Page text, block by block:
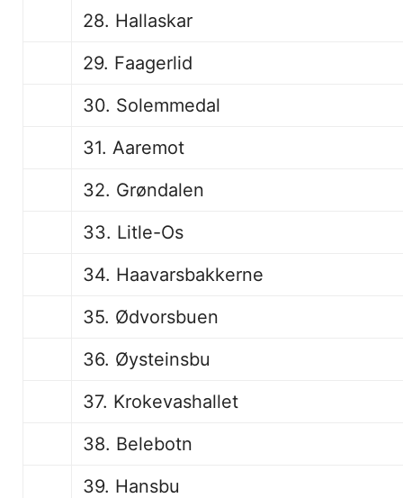
28. Hallaskar
29. Faagerlid
30. Solemmedal
31. Aaremot
32. Grøndalen
33. Litle-Os
34. Haavarsbakkerne
35. Ødvorsbuen
36. Øysteinsbu
37. Krokevashallet
38. Belebotn
39. Hansbu